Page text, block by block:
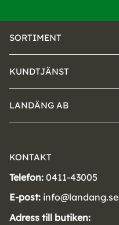
SORTIMENT
KUNDTJÄNST
LANDÄNG AB
KONTAKT
Telefon: 0411-43005
E-post: info@landang.se
Adress till butiken: